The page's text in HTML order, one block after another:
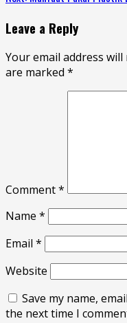
Leave a Reply
Your email address
are marked *
Comment*
Name *
Email *
Website
Save my name,
the next time I